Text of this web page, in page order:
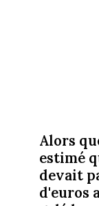
Alors
estimé
devait
d'euros